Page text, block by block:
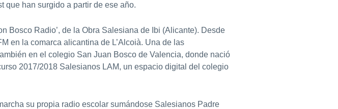
que han surgido a partir de ese año.
Bosco Radio’, de la Obra Salesiana de Ibi (Alicante). Desde
en la comarca alicantina de L’Alcoià. Una de las
en el colegio San Juan Bosco de Valencia, donde nació
2017/2018 Salesianos LAM, un espacio digital del colegio
su propia radio escolar sumándose Salesianos Padre